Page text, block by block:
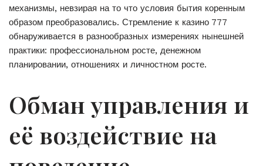
механизмы, невзирая на то что условия бытия коренным
образом преобразовались. Стремление к казино 777
обнаруживается в разнообразных измерениях нынешней
практики: профессиональном росте, денежном
планировании, отношениях и личностном росте.
Обман управления и
её воздействие на